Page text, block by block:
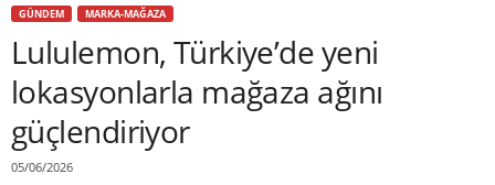
GÜNDEM MARKA-MAĞAZA
Lululemon, Türkiye’de yeni
lokasyonlarla mağaza ağını
güçlendiriyor
05/06/2026